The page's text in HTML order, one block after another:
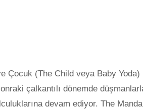
Çocuk (The Child veya Baby
çalkantılı dönemde
devam ediyor. The